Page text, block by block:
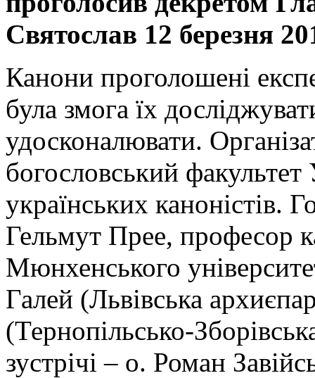
Святослав 12 березня
Канони проголошені
була змога їх
удосконалювати.
богословський
українських каноністів.
Гельмут Прее, професор
Мюнхенського
Галей (Львівська
(Тернопільсько-
зустрічі – о. Роман